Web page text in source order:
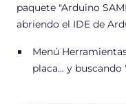
paquete "Arduino
abriendo el IDE de
Menú
placa... y